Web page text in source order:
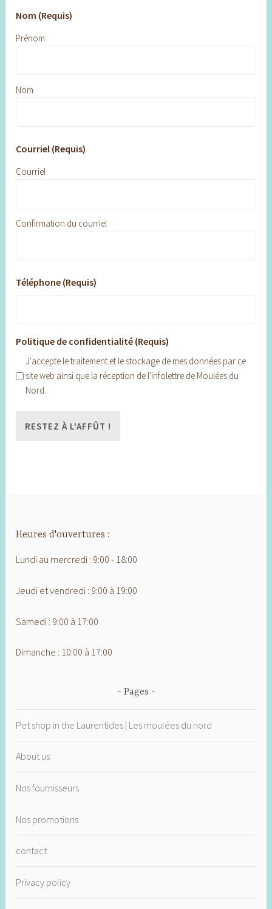
Nom (Requis)
Prénom
Nom
Courriel (Requis)
Courriel
Confirmation du courriel
Téléphone (Requis)
Politique de confidentialité (Requis)
J'accepte le traitement et le stockage de mes données par ce
site web ainsi que la réception de l'infolettre de Moulées du
Nord.
Heures d'ouvertures :
Lundi au mercredi : 9:00 - 18:00
Jeudi et vendredi : 9:00 à 19:00
Samedi : 9:00 à 17:00
Dimanche : 10:00 à 17:00
Pages
Pet shop in the Laurentides | Les moulées du nord
About us
Nos fournisseurs
Nos promotions
contact
Privacy policy